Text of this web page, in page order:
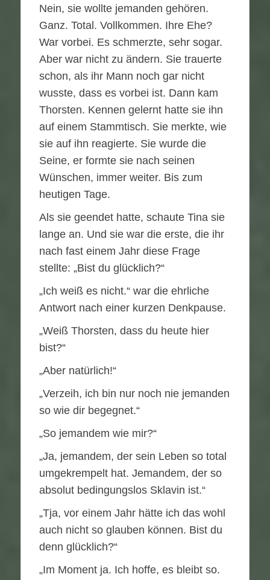
Nein, sie wollte jemanden gehören.
Ganz. Total. Vollkommen. Ihre Ehe?
War vorbei. Es schmerzte, sehr sogar.
Aber war nicht zu ändern. Sie trauerte
schon, als ihr Mann noch gar nicht
wusste, dass es vorbei ist. Dann kam
Thorsten. Kennen gelernt hatte sie ihn
auf einem Stammtisch. Sie merkte, wie
sie auf ihn reagierte. Sie wurde die
Seine, er formte sie nach seinen
Wünschen, immer weiter. Bis zum
heutigen Tage.
Als sie geendet hatte, schaute Tina sie
lange an. Und sie war die erste, die ihr
nach fast einem Jahr diese Frage
stellte: „Bist du glücklich?“
„Ich weiß es nicht.“ war die ehrliche
Antwort nach einer kurzen Denkpause.
„Weiß Thorsten, dass du heute hier
bist?“
„Aber natürlich!“
„Verzeih, ich bin nur noch nie jemanden
so wie dir begegnet.“
„So jemandem wie mir?“
„Ja, jemandem, der sein Leben so total
umgekrempelt hat. Jemandem, der so
absolut bedingungslos Sklavin ist.“
„Tja, vor einem Jahr hätte ich das wohl
auch nicht so glauben können. Bist du
denn glücklich?“
„Im Moment ja. Ich hoffe, es bleibt so.